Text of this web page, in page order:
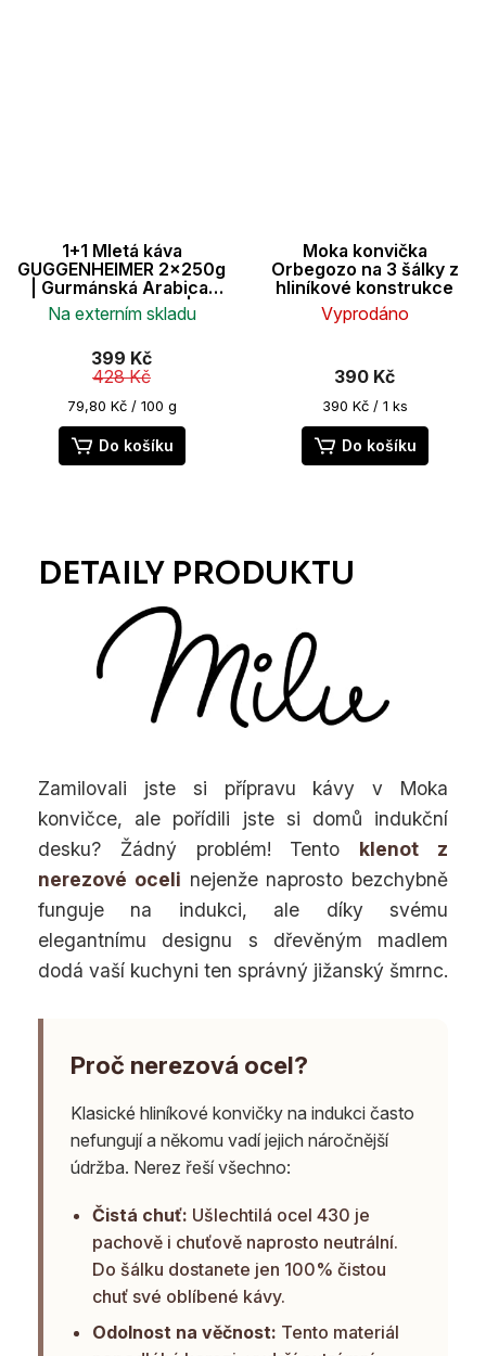
1+1 Mletá káva
GUGGENHEIMER 2x250g
| Gurmánská Arabica,
Supreme Blend |
Pražená extra pomalu |
Nejlepší pro moka
konvičku a espresso
Na externím skladu
399 Kč
428 Kč
Měrná
cena:
79,80 Kč / 100 g
Do košíku
Moka konvička
Orbegozo na 3 šálky z
hliníkové konstrukce
Vyprodáno
390 Kč
Měrná
cena:
390 Kč / 1 ks
Do košíku
Zamilovali jste si přípravu kávy v Moka
konvičce, ale pořídili jste si domů indukční
desku? Žádný problém! Tento klenot z
nerezové oceli nejenže naprosto bezchybně
funguje na indukci, ale díky svému
elegantnímu designu s dřevěným madlem
dodá vaší kuchyni ten správný jižanský šmrnc.
Proč nerezová ocel?
Klasické hliníkové konvičky na indukci často
nefungují a někomu vadí jejich náročnější
údržba. Nerez řeší všechno:
Čistá chuť: Ušlechtilá ocel 430 je
pachově i chuťově naprosto neutrální.
Do šálku dostanete jen 100% čistou
chuť své oblíbené kávy.
Odolnost na věčnost: Tento materiál